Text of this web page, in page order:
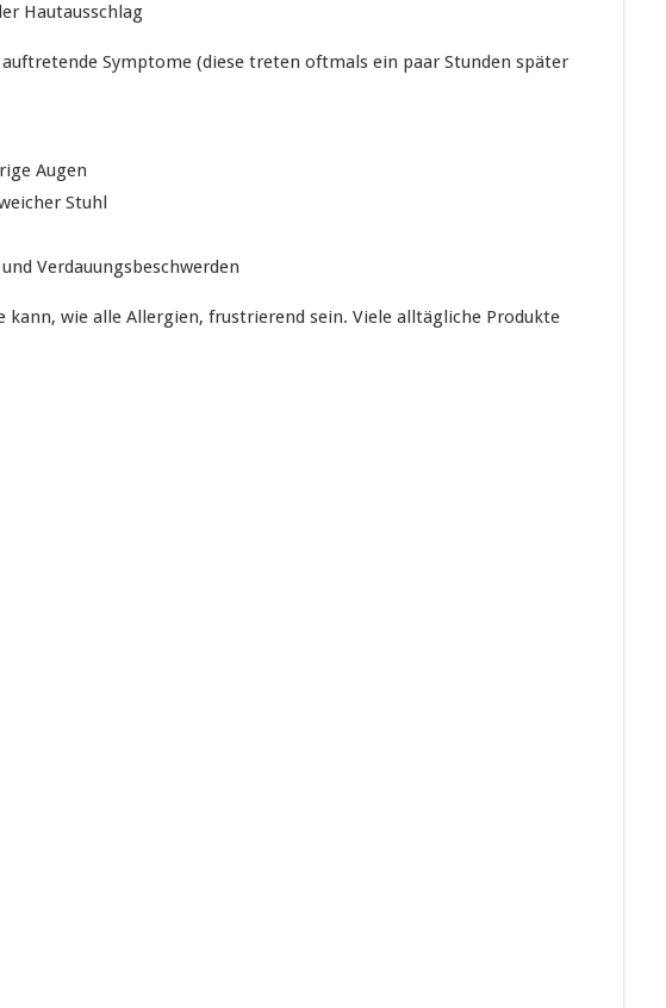
Hautausschlag
Symptome (diese treten oftmals ein paar Stunden später
Augen
Stuhl
Verdauungsbeschwerden
kann, wie alle Allergien, frustrierend sein. Viele alltägliche Produkte